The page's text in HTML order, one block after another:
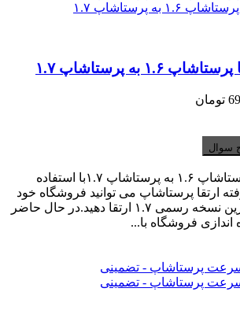
به پرستاشاپ ۱.۷
سوال
بسته خدمات ارتقا پرستاشاپ ۱.۶ به پرستاشاپ ۱.۷با استفاده
ارتقا پرستاشاپ می توانید فروشگاه خود
را از نسخه ۱.۶ به آخرین نسخه رسمی ۱.۷ ارتقا دهید.در حال حاضر
اندازی فروشگاه با...